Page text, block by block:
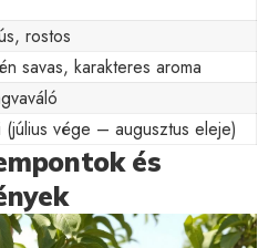
rostos
savas, karakteres aroma
(július vége – augusztus eleje)
és